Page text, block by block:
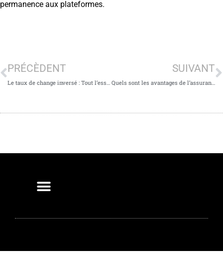
permanence aux plateformes.
PRÉCÈDENT SUIVANT